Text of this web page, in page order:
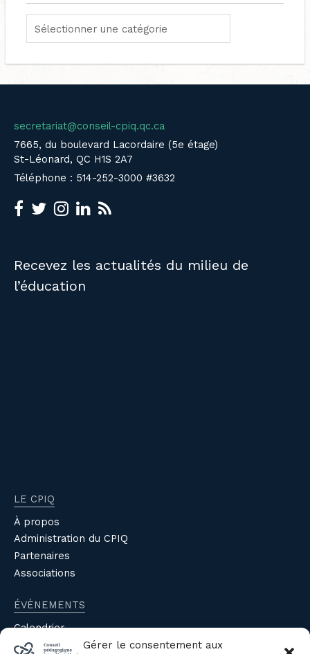
Gérer le consentement aux
secretariat@conseil-cpiq.qc.ca
7665, du boulevard Lacordaire (5e étage)
St-Léonard, QC H1S 2A7
Téléphone : 514-252-3000 #3632
Recevez les actualités du milieu de
l’éducation
LE CPIQ
À propos
Administration du CPIQ
Partenaires
Associations
ÉVÈNEMENTS
Calendrier
Évènements du CPIQ